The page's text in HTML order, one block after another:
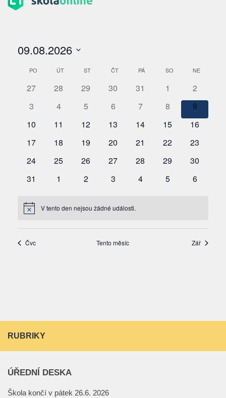
RUBRIKY
ÚŘEDNÍ DESKA
Škola končí v pátek 26.6. 2026